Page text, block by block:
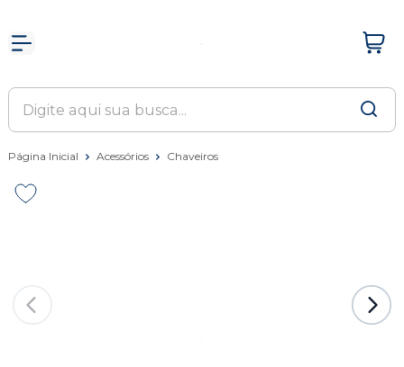
Página Inicial Acessórios Chaveiros